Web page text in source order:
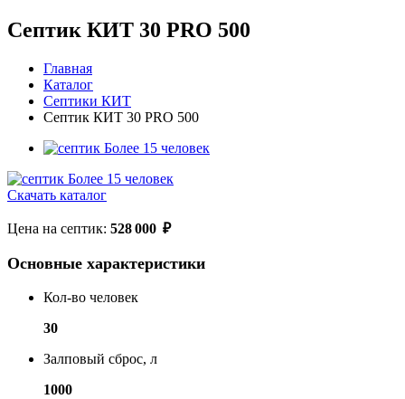
Септик КИТ 30 PRO 500
Главная
Каталог
Септики КИТ
Септик КИТ 30 PRO 500
Скачать каталог
Цена на септик: 528 000 ₽
Основные характеристики
Кол-во человек
30
Залповый сброс, л
1000